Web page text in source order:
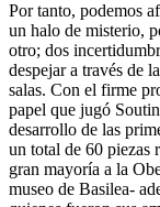
Por tanto, podemos
un halo de misterio,
otro; dos
despejar a través de
salas. Con el firme
papel que jugó
desarrollo de las
un total de 60 piezas
gran mayoría a la
museo de Basilea-